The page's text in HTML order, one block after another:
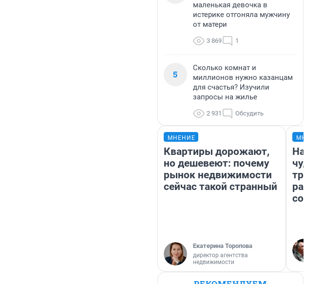
маленькая девочка в
истерике отгоняла мужчину
от матери
3 869 1
5
Сколько комнат и
миллионов нужно казанцам
для счастья? Изучили
запросы на жилье
2 931 Обсудить
МНЕНИЕ
Квартиры дорожают,
но дешевеют: почему
рынок недвижимости
сейчас такой странный
Екатерина Торопова
директор агентства
недвижимости